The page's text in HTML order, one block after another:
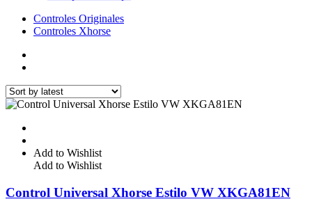
Controles Originales
Controles Xhorse
Add to Wishlist
Add to Wishlist
Control Universal Xhorse Estilo VW XKGA81EN